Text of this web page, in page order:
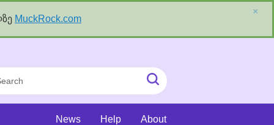
MuckRock.com
×
Submit
Search
About
Help
News